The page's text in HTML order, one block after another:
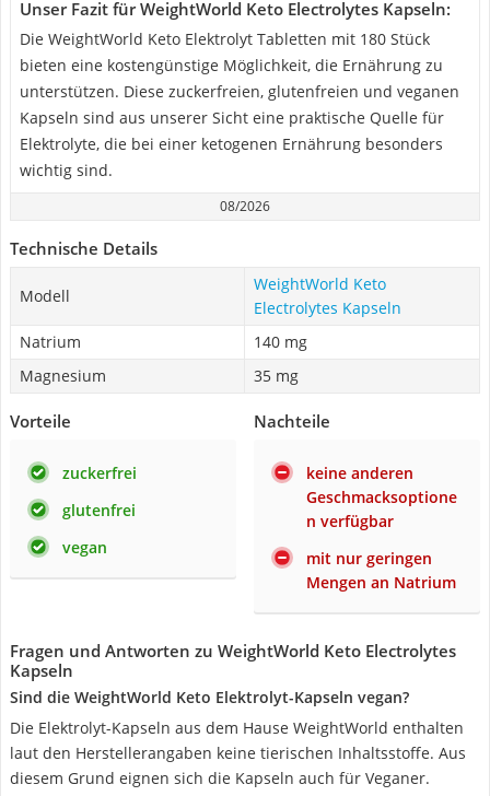
Unser Fazit für WeightWorld Keto Electrolytes Kapseln:
Die WeightWorld Keto Elektrolyt Tabletten mit 180 Stück
bieten eine kostengünstige Möglichkeit, die Ernährung zu
unterstützen. Diese zuckerfreien, glutenfreien und veganen
Kapseln sind aus unserer Sicht eine praktische Quelle für
Elektrolyte, die bei einer ketogenen Ernährung besonders
wichtig sind.
08/2026
Technische Details
Modell
WeightWorld Keto
Electrolytes Kapseln
Natrium
140 mg
Magnesium
35 mg
Vorteile
zuckerfrei
glutenfrei
vegan
Nachteile
keine anderen
Geschmacksoptione
n verfügbar
mit nur geringen
Mengen an Natrium
Fragen und Antworten zu WeightWorld Keto Electrolytes
Kapseln
Sind die WeightWorld Keto Elektrolyt-Kapseln vegan?
Die Elektrolyt-Kapseln aus dem Hause WeightWorld enthalten
laut den Herstellerangaben keine tierischen Inhaltsstoffe. Aus
diesem Grund eignen sich die Kapseln auch für Veganer.